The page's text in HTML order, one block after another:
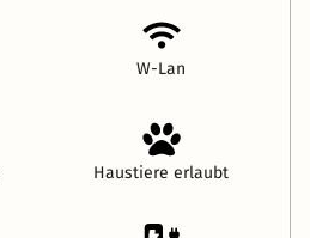
W-Lan
Haustiere erlaubt